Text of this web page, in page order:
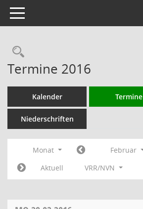
Toggle navigation
Rechercheauswahl
Termine 2016
Kalender Termine
Niederschriften
Monat Februar
Aktuell
VRR/NVN